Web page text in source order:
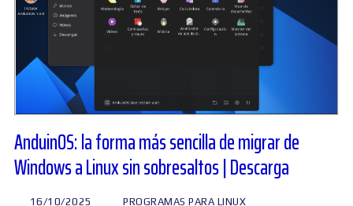
AnduinOS: la forma más sencilla de migrar de
Windows a Linux sin sobresaltos | Descarga
16/10/2025 PROGRAMAS PARA LINUX